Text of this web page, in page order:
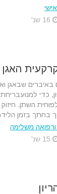
האגן
באיברים שבאגן
כדי
השתן.
בחתך בזמן
ורפואה משלימה